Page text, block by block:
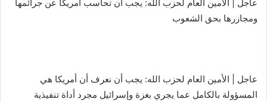
عاجل | الأمين العام لحزب الله: يجب أن تحاسب أمريكا عن جرائمها
ومجازرها بحق الشعوب
عاجل | الأمين العام لحزب الله: يجب أن نعرف أن أمريكا هي
المسؤولة بالكامل عما يجري بغزة وإسرائيل مجرد أداة تنفيذية